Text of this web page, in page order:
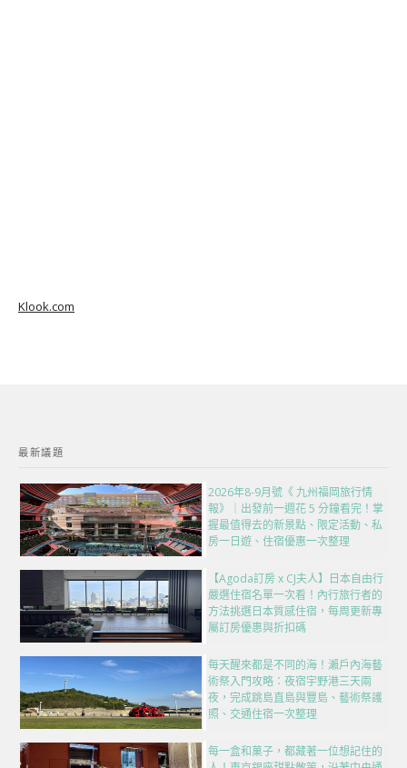
Klook.com
最新議題
2026年8-9月號《 九州福岡旅行情
報》｜出發前一週花 5 分鐘看完！掌
握最值得去的新景點、限定活動、私
房一日遊、住宿優惠一次整理
【Agoda訂房 x CJ夫人】日本自由行
嚴選住宿名單一次看！內行旅行者的
方法挑選日本質感住宿，每周更新專
屬訂房優惠與折扣碼
每天醒來都是不同的海！瀨戶內海藝
術祭入門攻略：夜宿宇野港三天兩
夜，完成跳島直島與豐島、藝術祭護
照、交通住宿一次整理
每一盒和菓子，都藏著一位想記住的